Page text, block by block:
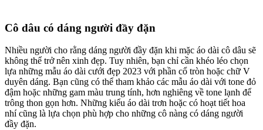
Cô dâu có dáng người đầy đặn​
Nhiều người cho rằng dáng người đầy đặn khi mặc áo dài cô dâu sẽ
không thể trở nên xinh đẹp. Tuy nhiên, bạn chỉ cần khéo léo chọn
lựa những mẫu áo dài cưới đẹp 2023 với phần cổ tròn hoặc chữ V
duyên dáng. Bạn cũng có thể tham khảo các mẫu áo dài với tone đỏ
đậm hoặc những gam màu trung tính, hơn nghiêng về tone lạnh để
trông thon gọn hơn. Những kiểu áo dài trơn hoặc có hoạt tiết hoa
nhí cũng là lựa chọn phù hợp cho những cô nàng có dáng người
đầy đặn.